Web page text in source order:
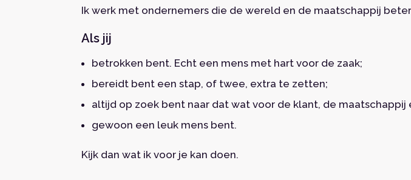
Ik werk met ondernemers die de wereld en de maatschappij
Als jij
betrokken bent. Echt een mens met hart voor de zaak;
bereidt bent een stap, of twee, extra te zetten;
altijd op zoek bent naar dat wat voor de klant, de
gewoon een leuk mens bent.
Kijk dan wat ik voor je kan doen.